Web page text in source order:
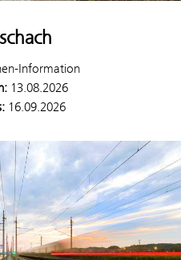
Information
13.08.2026
16.09.2026